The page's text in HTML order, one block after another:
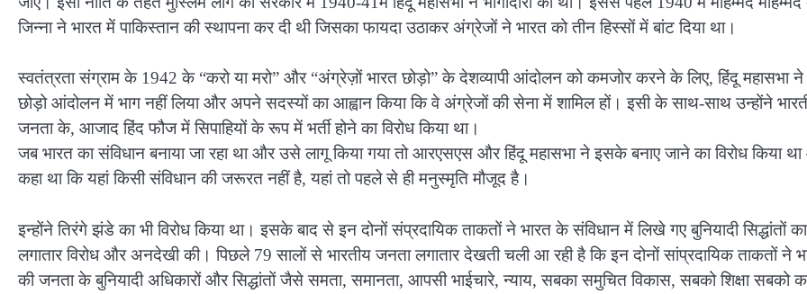
जिन्ना ने भारत में पाकिस्तान की स्थापना कर दी थी जिसका फायदा उठाकर अंग्रेजों ने भारत को तीन हिस्सों में बांट दिया था।
स्वतंत्रता संग्राम के 1942 के “करो या मरो” और “अंग्रेज़ों भारत छोड़ो” के देशव्यापी आंदोलन को कमजोर करने के लिए, हिंदू महासभा ने
छोड़ो आंदोलन में भाग नहीं लिया और अपने सदस्यों का आह्वान किया कि वे अंग्रेजों की सेना में शामिल हों। इसी के साथ-साथ उन्होंने
जनता के, आजाद हिंद फौज में सिपाहियों के रूप में भर्ती होने का विरोध किया था।
जब भारत का संविधान बनाया जा रहा था और उसे लागू किया गया तो आरएसएस और हिंदू महासभा ने इसके बनाए जाने का विरोध किया
कहा था कि यहां किसी संविधान की जरूरत नहीं है, यहां तो पहले से ही मनुस्मृति मौजूद है।
इन्होंने तिरंगे झंडे का भी विरोध किया था। इसके बाद से इन दोनों संप्रदायिक ताकतों ने भारत के संविधान में लिखे गए बुनियादी सिद्धांतों का
लगातार विरोध और अनदेखी की। पिछले 79 सालों से भारतीय जनता लगातार देखती चली आ रही है कि इन दोनों सांप्रदायिक ताकतों ने
की जनता के बुनियादी अधिकारों और सिद्धांतों जैसे समता, समानता, आपसी भाईचारे, न्याय, सबका समुचित विकास, सबको शिक्षा सबको